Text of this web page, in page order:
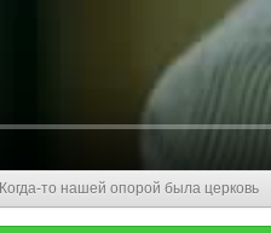
Когда-то нашей опорой была церковь